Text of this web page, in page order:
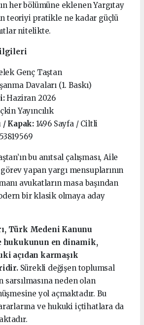
her bölümüne eklenen Yargıtay
teoriyi pratikle ne kadar güçlü
nitelikte.
Genç Taştan
Davaları (1. Baskı)
Haziran 2026
Yayıncılık
/ Kapak:1496 Sayfa / Ciltli
bu anıtsal çalışması, Aile
yapan yargı mensuplarının
avukatların masa başından
bir klasik olmaya aday
Türk Medeni Kanunu
hukukunun en dinamik,
açıdan karmaşık
Sürekli değişen toplumsal
sarsılmasına neden olan
yol açmaktadır. Bu
ve hukuki içtihatlara da